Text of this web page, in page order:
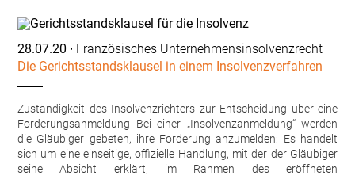
28.07.20 ∙ Französisches Unternehmensinsolvenzrecht
Die Gerichtsstandsklausel in einem Insolvenzverfahren
Zuständigkeit des Insolvenzrichters zur Entscheidung über eine
Forderungsanmeldung Bei einer „Insolvenzanmeldung“ werden
die Gläubiger gebeten, ihre Forderung anzumelden: Es handelt
sich um eine einseitige, offizielle Handlung, mit der der Gläubiger
seine Absicht erklärt, im Rahmen des eröffneten